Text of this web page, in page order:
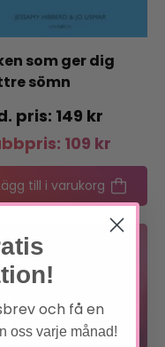
som ger dig
sömn
149 kr
109 kr
till i varukorg
och få en
oss varje månad!